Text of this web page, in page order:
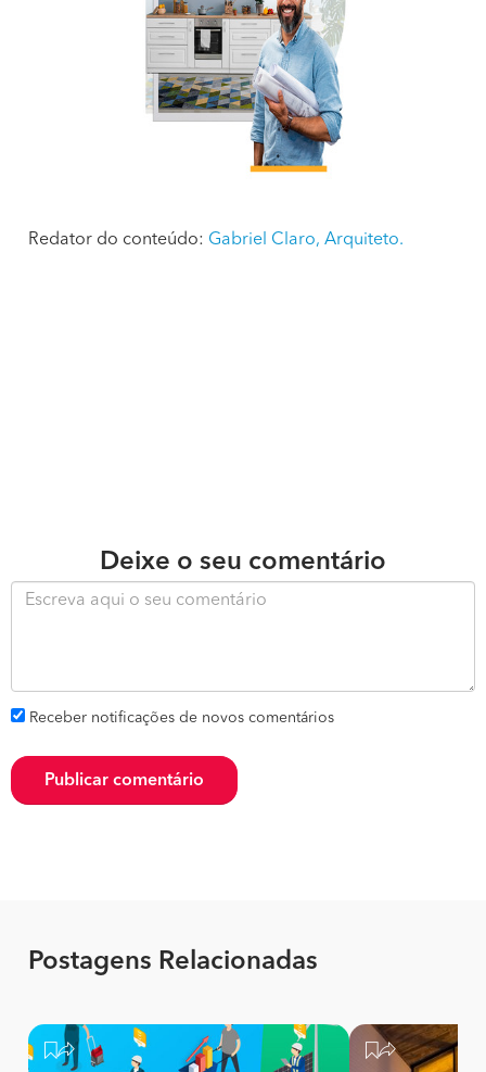
Redator do conteúdo: Gabriel Claro, Arquiteto.
Deixe o seu comentário
Receber notificações de novos comentários
Publicar comentário
Postagens Relacionadas